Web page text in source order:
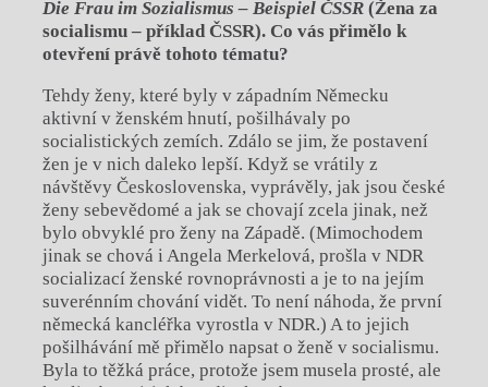
Die Frau im Sozialismus – Beispiel ČSSR(Žena za
socialismu – příklad ČSSR). Co vás přimělo k
otevření právě tohoto tématu?
Tehdy ženy, které byly v západním Německu
aktivní v ženském hnutí, pošilhávaly po
socialistických zemích. Zdálo se jim, že postavení
žen je v nich daleko lepší. Když se vrátily z
návštěvy Československa, vyprávěly, jak jsou české
ženy sebevědomé a jak se chovají zcela jinak, než
bylo obvyklé pro ženy na Západě. (Mimochodem
jinak se chová i Angela Merkelová, prošla v NDR
socializací ženské rovnoprávnosti a je to na jejím
suverénním chování vidět. To není náhoda, že první
německá kancléřka vyrostla v NDR.) A to jejich
pošilhávání mě přimělo napsat o ženě v socialismu.
Byla to těžká práce, protože jsem musela prosté, ale